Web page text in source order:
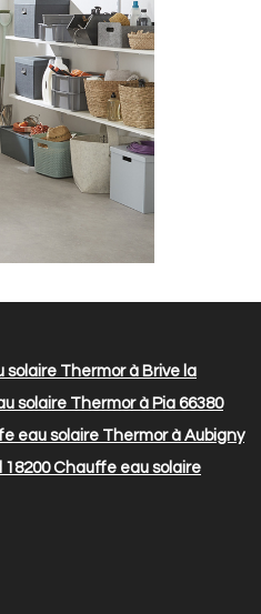
Thermor à Brive la
solaire Thermor à Pia 66380
eau solaire Thermor à Aubigny
Chauffe eau solaire